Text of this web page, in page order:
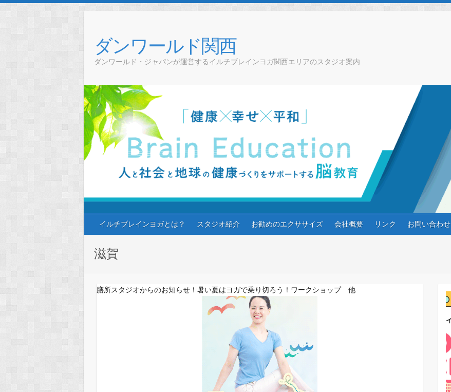
content
ダンワールド関西
ダンワールド・ジャパンが運営するイルチブレインヨガ関西エリアのスタジオ案内
イルチブレインヨガとは？ スタジオ紹介 お勧めのエクササイズ 会社概要 リンク お問い合わせ
滋賀
膳所スタジオからのお知らせ！暑い夏はヨガで乗り切ろう！ワークショップ 他